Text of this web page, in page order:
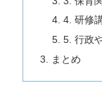
4. 研修
5. 行政
まとめ